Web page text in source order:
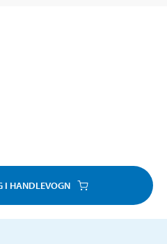
I HANDLEVOGN